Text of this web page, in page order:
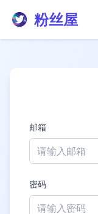
粉丝屋
邮箱
密码